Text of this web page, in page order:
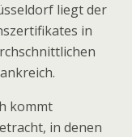
liegt der
in
kommt
in denen